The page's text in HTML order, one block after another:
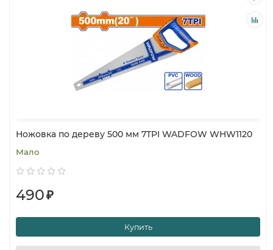
Ножовка по дереву 500 мм 7TPI WADFOW WHW1120
Мало
490₽
Купить